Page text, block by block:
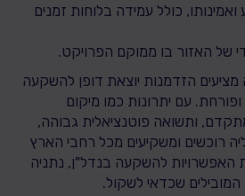
כולל עמידה בלוחות זמנים
של האזור בו ממוקם הפרויקט.
מציעים הזדמנות יוצאת דופן להשקעה
עם יתרונות כמו מיקום
ותשואה פוטנציאלית גבוהה,
רוכשים ומשקיעים מכל רחבי הארץ
האפשרויות להשקעה בנדל"ן, נתניה
שכדאי לשקול.